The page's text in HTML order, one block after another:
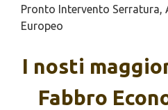
Pronto Intervento Serratura,
Europeo
I nosti
Fabbro